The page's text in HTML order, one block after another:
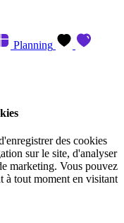
Planning
des cookies
sur le site, d'analyser
marketing. Vous pouvez
à tout moment en visitant